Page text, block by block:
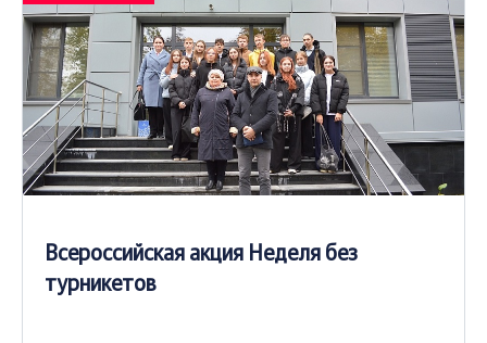
Всероссийская акция Неделя без
турникетов